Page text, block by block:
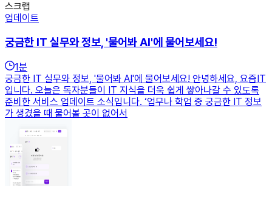
스크랩
업데이트
궁금한 IT 실무와 정보, '물어봐 AI'에 물어보세요!
1분
궁금한 IT 실무와 정보, '물어봐 AI'에 물어보세요! 안녕하세요, 요즘IT
입니다. 오늘은 독자분들이 IT 지식을 더욱 쉽게 쌓아나갈 수 있도록
준비한 서비스 업데이트 소식입니다. ‘업무나 학업 중 궁금한 IT 정보
가 생겼을 때 물어볼 곳이 없어서